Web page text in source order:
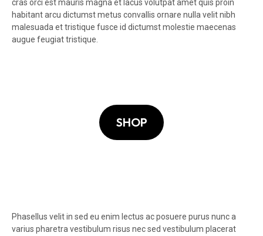
cras orci est mauris magna et lacus volutpat amet quis proin
habitant arcu dictumst metus convallis ornare nulla velit nibh
malesuada et tristique fusce id dictumst molestie maecenas
augue feugiat tristique.
SHOP
Phasellus velit in sed eu enim lectus ac posuere purus nunc a
varius pharetra vestibulum risus nec sed vestibulum placerat